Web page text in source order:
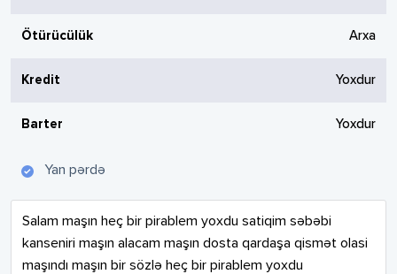
Ötürücülük Arxa
Kredit Yoxdur
Barter Yoxdur
Yan pərdə
Salam maşın heç bir pirablem yoxdu satiqim səbəbi
kanseniri maşın alacam maşın dosta qardaşa qismət olasi
maşındı maşın bir sözlə heç bir pirablem yoxdu